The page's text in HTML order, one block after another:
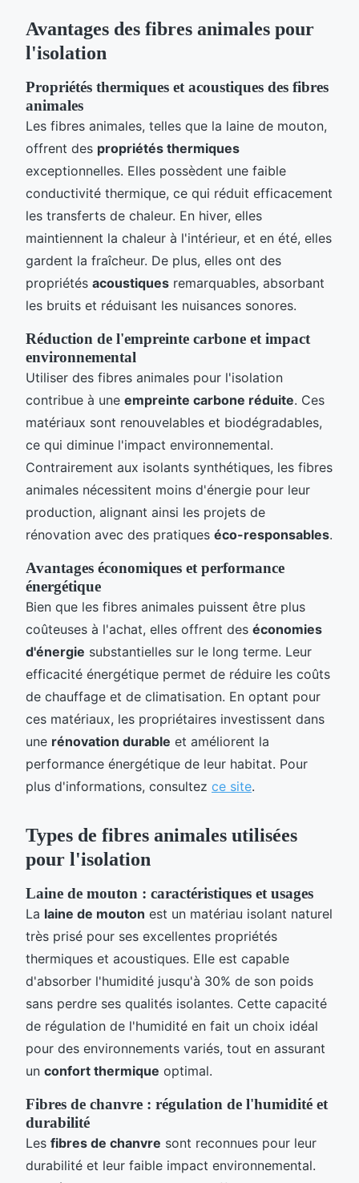
Avantages des fibres animales pour
l'isolation
Propriétés thermiques et acoustiques des fibres
animales
Les fibres animales, telles que la laine de mouton,
offrent des propriétés thermiques
exceptionnelles. Elles possèdent une faible
conductivité thermique, ce qui réduit efficacement
les transferts de chaleur. En hiver, elles
maintiennent la chaleur à l'intérieur, et en été, elles
gardent la fraîcheur. De plus, elles ont des
propriétés acoustiques remarquables, absorbant
les bruits et réduisant les nuisances sonores.
Réduction de l'empreinte carbone et impact
environnemental
Utiliser des fibres animales pour l'isolation
contribue à une empreinte carbone réduite. Ces
matériaux sont renouvelables et biodégradables,
ce qui diminue l'impact environnemental.
Contrairement aux isolants synthétiques, les fibres
animales nécessitent moins d'énergie pour leur
production, alignant ainsi les projets de
rénovation avec des pratiques éco-responsables.
Avantages économiques et performance
énergétique
Bien que les fibres animales puissent être plus
coûteuses à l'achat, elles offrent des économies
d'énergie substantielles sur le long terme. Leur
efficacité énergétique permet de réduire les coûts
de chauffage et de climatisation. En optant pour
ces matériaux, les propriétaires investissent dans
une rénovation durable et améliorent la
performance énergétique de leur habitat. Pour
plus d'informations, consultez ce site.
Types de fibres animales utilisées
pour l'isolation
Laine de mouton : caractéristiques et usages
La laine de mouton est un matériau isolant naturel
très prisé pour ses excellentes propriétés
thermiques et acoustiques. Elle est capable
d'absorber l'humidité jusqu'à 30% de son poids
sans perdre ses qualités isolantes. Cette capacité
de régulation de l'humidité en fait un choix idéal
pour des environnements variés, tout en assurant
un confort thermique optimal.
Fibres de chanvre : régulation de l'humidité et
durabilité
Les fibres de chanvre sont reconnues pour leur
durabilité et leur faible impact environnemental.